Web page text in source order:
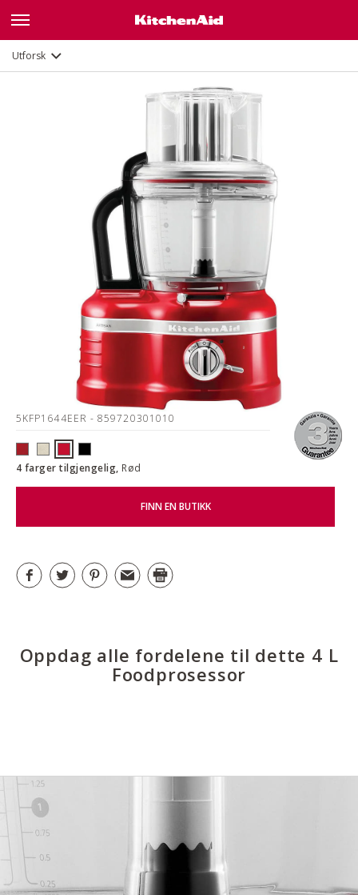
Utforsk
5KFP1644EER - 859720301010
4 farger tilgjengelig, Rød
FINN EN BUTIKK
Oppdag alle fordelene til dette 4 L
Foodprosessor